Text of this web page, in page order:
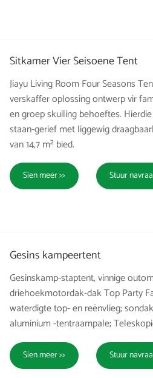
Sitkamer Vier Seisoene Tent
Jiayu Living Room Four Seasons
verskaffer oplossing ontwerp vir
en groep skuiling behoeftes.
staan-gerief met liggewig
van 14,7 m² bied.
Sien meer >> Stuur
Gesins kampeertent
Gesinskamp-staptent, vinnige
driehoekmotordak-dak Top Party
waterdigte top- en reënvlieg;
aluminium -tentraampale;
Sien meer >> Stuur